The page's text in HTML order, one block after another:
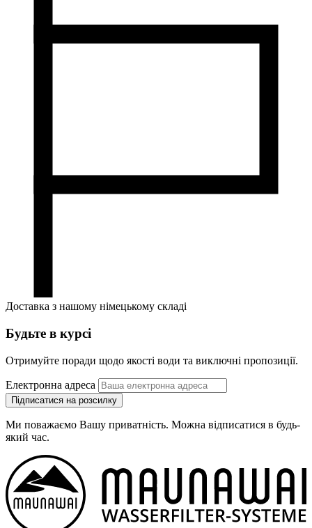
Доставка з нашому німецькому складі
Будьте в курсі
Отримуйте поради щодо якості води та виключні пропозиції.
Електронна адреса
Підписатися на розсилку
Ми поважаємо Вашу приватність. Можна відписатися в будь-
який час.